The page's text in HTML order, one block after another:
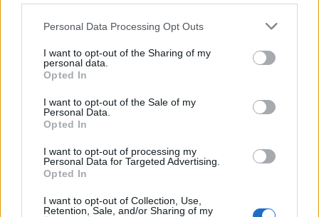
Personal Data Processing Opt Outs
I want to opt-out of the Sharing of my
personal data.
Opted In
I want to opt-out of the Sale of my
Personal Data.
Opted In
I want to opt-out of processing my
Personal Data for Targeted Advertising.
Opted In
I want to opt-out of Collection, Use,
Retention, Sale, and/or Sharing of my
Účinek na květiny​
Čas (h)
Vylepšení řemesla (B)
Poznámka
Zpět na začátek
Team Farmerama CZ & SK